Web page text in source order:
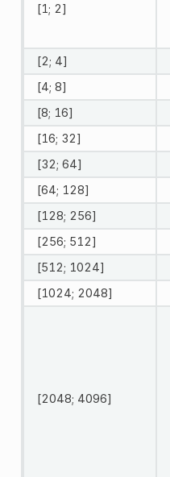
[1; 2]
[2; 4]
[4; 8]
[8; 16]
[16; 32]
[32; 64]
[64; 128]
[128; 256]
[256; 512]
[512; 1024]
[1024; 2048]
[2048; 4096]